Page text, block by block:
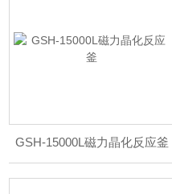
GSH-15000L磁力晶化反应釜